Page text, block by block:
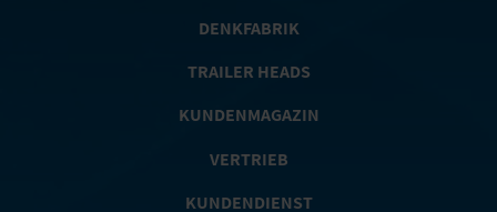
DENKFABRIK
TRAILER HEADS
KUNDENMAGAZIN
VERTRIEB
KUNDENDIENST